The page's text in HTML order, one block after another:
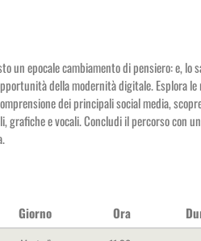
un epocale cambiamento di pensiero: e, lo
della modernità digitale. Esplora
dei principali social media,
grafiche e vocali. Concludi il percorso con
Giorno Ora